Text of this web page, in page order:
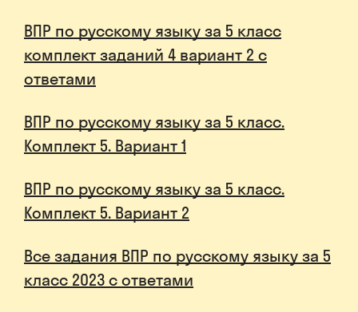
ВПР по русскому языку за 5 класс
комплект заданий 4 вариант 2 с
ответами
ВПР по русскому языку за 5 класс.
Комплект 5. Вариант 1
ВПР по русскому языку за 5 класс.
Комплект 5. Вариант 2
Все задания ВПР по русскому языку за 5
класс 2023 с ответами